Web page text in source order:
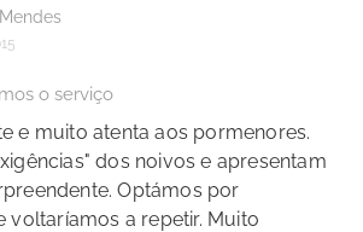
o serviço
e muito atenta aos pormenores.
dos noivos e apresentam
Optámos por
voltaríamos a repetir. Muito